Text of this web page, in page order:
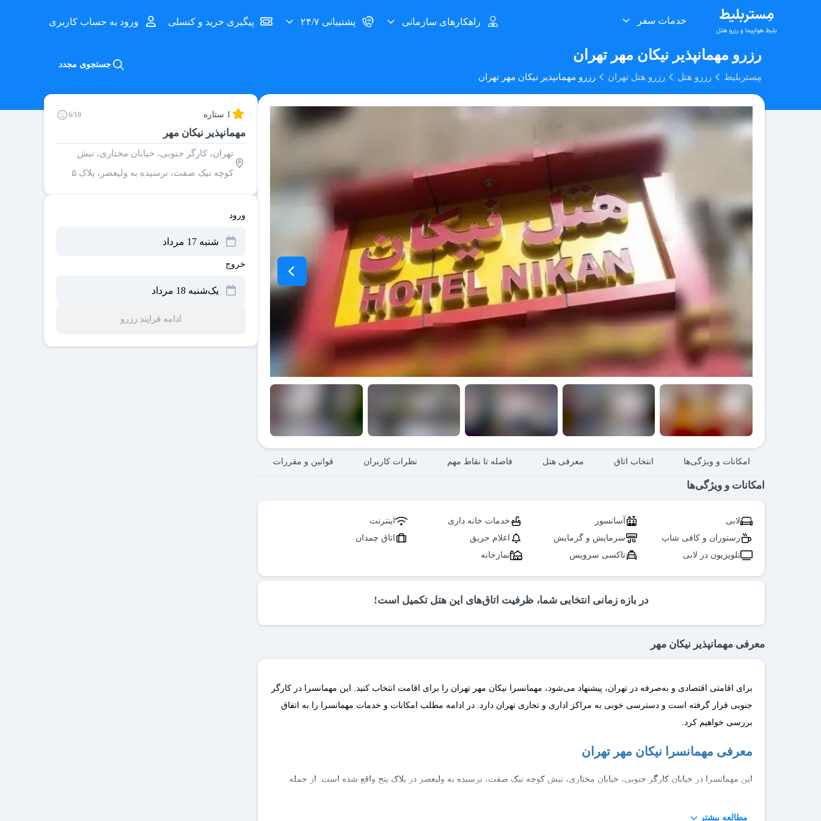
خدمات سفر راهکارهای سازمانی پشتیبانی ۲۴/۷ پیگیری خرید و کنسلی ورود به حساب کاربری
رزرو مهمانپذیر نیکان مهر تهران
مِستربلیط رزرو هتل رزرو هتل تهران رزرو مهمانپذیر نیکان مهر تهران
جستجوی مجدد
1 ستاره 6/10
مهمانپذیر نیکان مهر
تهران، کارگر جنوبی، خیابان مختاری، نبش
کوچه نیک صفت، نرسیده به ولیعصر، پلاک ۵
ورود
خروج
ادامه فرایند رزرو
امکانات و ویژگی‌ها انتخاب اتاق معرفی هتل فاصله تا نقاط مهم نظرات کاربران قوانین و مقررات
امکانات و ویژگی‌ها
لابی آسانسور خدمات خانه داری
اینترنت
رستوران و کافی شاپ
سرمایش و گرمایش اعلام حریق
اتاق چمدان
تلویزیون در لابی
تاکسی سرویس نمازخانه
در بازه زمانی انتخابی شما، ظرفیت اتاق‌های این هتل تکمیل است!
معرفی مهمانپذیر نیکان مهر
برای اقامتی اقتصادی و به‌صرفه در تهران، پیشنهاد می‌شود، مهمانسرا نیکان مهر تهران را برای اقامت انتخاب کنید. این مهمانسرا در کارگر
جنوبی قرار گرفته است و دسترسی خوبی به مراکز اداری و تجاری تهران دارد. در ادامه مطلب امکانات و خدمات مهمانسرا را به اتفاق
بررسی خواهیم کرد.
معرفی مهمانسرا نیکان مهر تهران
این مهمانسرا در خیابان کارگر جنوبی، خیابان مختاری، نبش کوچه نیک صفت، نرسیده به ولیعصر در پلاک پنج واقع شده است. از جمله
بخاری گازی، یخچال، لوازم بهداشتی، کمد لباس، شوفاژ، سشوار، اینترنت رایگان و صندوق امانات وجود دارد.
مطالعه بیشتر